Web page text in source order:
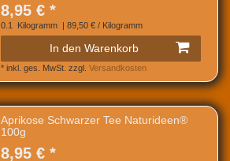
8,95 € *
0.1 Kilogramm | 89,50 € / Kilogramm
In den Warenkorb
* inkl. ges. MwSt. zzgl. Versandkosten
Aprikose Schwarzer Tee Naturideen®
100g
8,95 € *